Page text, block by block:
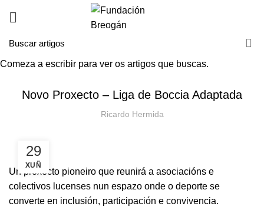
NOVAS
Novo Proxecto – Liga de Boccia Adaptada
Ricardo Hermida
29
XUÑ
Un proxecto pioneiro que reunirá a asociacións e
colectivos lucenses nun espazo onde o deporte se
converte en inclusión, participación e convivencia.
Comeza a escribir para ver os artigos que buscas.